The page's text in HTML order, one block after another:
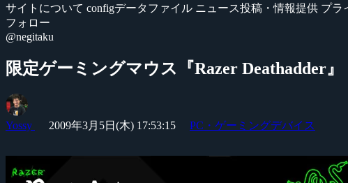
サイトについて configデータファイル ニュース投稿・情報提供 プラ
フォロー
@negitaku
限定ゲーミングマウス『Razer Deathadder
Yossy 2009年3月5日(木) 17:53:15 PC・ゲーミングデバイス